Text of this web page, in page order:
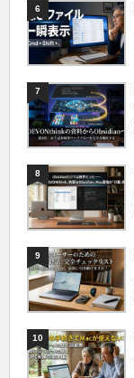
6
7
8
9
10